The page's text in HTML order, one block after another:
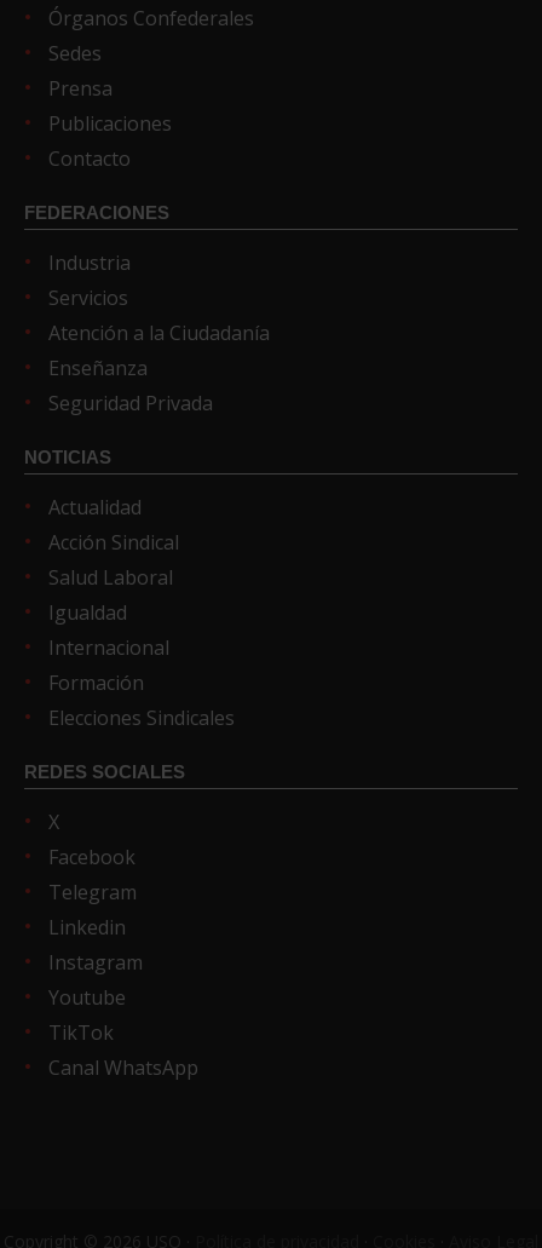
Órganos Confederales
Sedes
Prensa
Publicaciones
Contacto
FEDERACIONES
Industria
Servicios
Atención a la Ciudadanía
Enseñanza
Seguridad Privada
NOTICIAS
Actualidad
Acción Sindical
Salud Laboral
Igualdad
Internacional
Formación
Elecciones Sindicales
REDES SOCIALES
X
Facebook
Telegram
Linkedin
Instagram
Youtube
TikTok
Canal WhatsApp
Copyright © 2026 USO ·